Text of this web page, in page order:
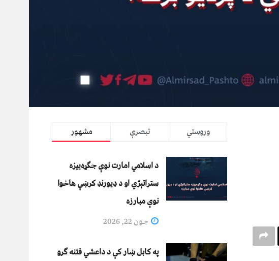
مشهور تبصرې وروستي
د اسلامي امارت نوې جګړه‌ییزه
ستراتېژي او د ډیورنډ کرښې هاخوا
نوې مبارزه
جون 22, 2026
په کابل ښار کې د داعشي فتنه ګرو